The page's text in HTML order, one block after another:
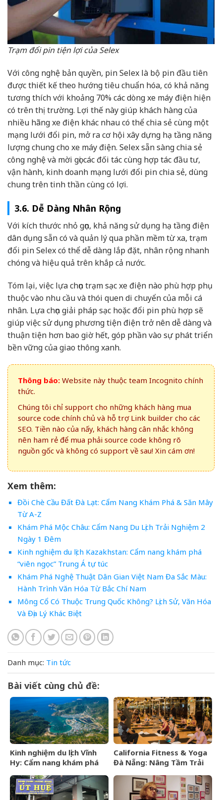
Trạm đổi pin tiện lợi của Selex
Với công nghệ bản quyền, pin Selex là bộ pin đầu tiên
được thiết kế theo hướng tiêu chuẩn hóa, có khả năng
tương thích với khoảng 70% các dòng xe máy điện hiện
có trên thị trường. Lợi thế này giúp khách hàng của
nhiều hãng xe điện khác nhau có thể chia sẻ cùng một
mạng lưới đổi pin, mở ra cơ hội xây dựng hạ tầng năng
lượng chung cho xe máy điện. Selex sẵn sàng chia sẻ
công nghệ và mời gọi các đối tác cùng hợp tác đầu tư,
vận hành, kinh doanh mạng lưới đổi pin chia sẻ, dùng
chung trên tinh thần cùng có lợi.
3.6. Dễ Dàng Nhân Rộng
Với kích thước nhỏ gọn, khả năng sử dụng hạ tầng điện
dân dụng sẵn có và quản lý qua phần mềm từ xa, trạm
đổi pin Selex có thể dễ dàng lắp đặt, nhân rộng nhanh
chóng và hiệu quả trên khắp cả nước.
Tóm lại, việc lựa chọn trạm sạc xe điện nào phù hợp phụ
thuộc vào nhu cầu và thói quen di chuyển của mỗi cá
nhân. Lựa chọn giải pháp sạc hoặc đổi pin phù hợp sẽ
giúp việc sử dụng phương tiện điện trở nên dễ dàng và
thuận tiện hơn bao giờ hết, góp phần vào sự phát triển
bền vững của giao thông xanh.
Thông báo: Website này thuộc team Incognito chính
thức.
Chúng tôi chỉ support cho những khách hàng mua
source code chính chủ và hỗ trợ Link builder cho các
SEO. Tiền nào của nấy, khách hàng cân nhắc không
nên ham rẻ để mua phải source code không rõ
nguồn gốc và không có support về sau! Xin cám ơn!
Xem thêm:
Đồi Chè Cầu Đất Đà Lạt: Cẩm Nang Khám Phá & Săn Mây
Từ A-Z
Khám Phá Mộc Châu: Cẩm Nang Du Lịch Trải Nghiệm 2
Ngày 1 Đêm
Kinh nghiệm du lịch Kazakhstan: Cẩm nang khám phá
“viên ngọc” Trung Á tự túc
Khám Phá Nghệ Thuật Dân Gian Việt Nam Đa Sắc Màu:
Hành Trình Văn Hóa Từ Bắc Chí Nam
Mông Cổ Có Thuộc Trung Quốc Không? Lịch Sử, Văn Hóa
Và Địa Lý Khác Biệt
Danh mục: Tin tức
Bài viết cùng chủ đề:
Kinh nghiệm du lịch Vĩnh
Hy: Cẩm nang khám phá
Ninh Thuận
California Fitness & Yoga
Đà Nẵng: Nâng Tầm Trải